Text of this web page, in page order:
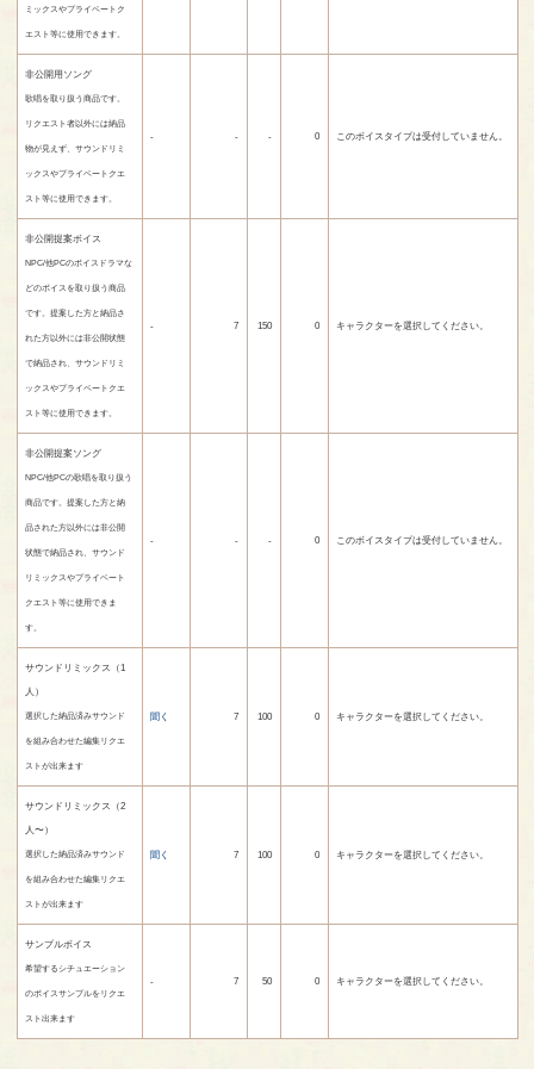
ミックスやプライベートク
エスト等に使用できます。
非公開用ソング
歌唱を取り扱う商品です。
リクエスト者以外には納品
物が見えず、サウンドリミ
ックスやプライベートクエ
スト等に使用できます。
- - - 0 このボイスタイプは受付していません。
非公開提案ボイス
NPC/他PCのボイスドラマな
どのボイスを取り扱う商品
です。提案した方と納品さ
れた方以外には非公開状態
で納品され、サウンドリミ
ックスやプライベートクエ
スト等に使用できます。
- 7 150 0 キャラクターを選択してください。
非公開提案ソング
NPC/他PCの歌唱を取り扱う
商品です。提案した方と納
品された方以外には非公開
状態で納品され、サウンド
リミックスやプライベート
クエスト等に使用できま
す。
- - - 0 このボイスタイプは受付していません。
サウンドリミックス（1
人）
選択した納品済みサウンド
を組み合わせた編集リクエ
ストが出来ます
聞く 7 100 0 キャラクターを選択してください。
サウンドリミックス（2
人〜）
選択した納品済みサウンド
を組み合わせた編集リクエ
ストが出来ます
聞く 7 100 0 キャラクターを選択してください。
サンプルボイス
希望するシチュエーション
のボイスサンプルをリクエ
スト出来ます
- 7 50 0 キャラクターを選択してください。